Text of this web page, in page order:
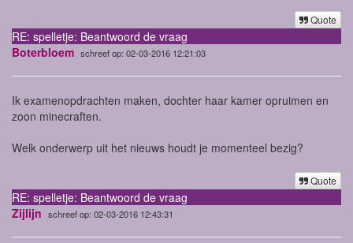
Quote
RE: spelletje: Beantwoord de vraag
Boterbloem schreef op: 02-03-2016 12:21:03
Ik examenopdrachten maken, dochter haar kamer opruimen en
zoon minecraften.
Welk onderwerp uit het nieuws houdt je momenteel bezig?
Quote
RE: spelletje: Beantwoord de vraag
Zijlijn schreef op: 02-03-2016 12:43:31